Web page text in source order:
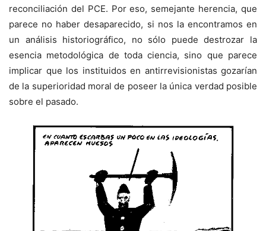
reconciliación del PCE. Por eso, semejante herencia, que
parece no haber desaparecido, si nos la encontramos en
un análisis historiográfico, no sólo puede destrozar la
esencia metodológica de toda ciencia, sino que parece
implicar que los instituidos en antirrevisionistas gozarían
de la superioridad moral de poseer la única verdad posible
sobre el pasado.